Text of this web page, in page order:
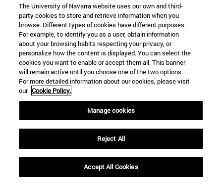
clientes a nivel global según la BBC [3], la guerra
económica pronto puede empezar a suponer un gran
lastre para la economía a nivel global. El día 2 de junio
Pierre Moscovici, comisario europeo de Asuntos
Económicos vaticinó que de seguir el enfrentamiento
tanto China como EEUU podrían llegar a perder entre 5 y
6 décimas del PIB, subrayando de manera especial que
"el proteccionismo es la principal amenaza para el
crecimiento mundial” [4].
Como se infiere por las palabras de Moscovici, la guerra
comercial no preocupa solamente a los países
directamente implicados en ella, sino que es seguida
muy de cerca por otros actores de la política
internacional, especialmente la Unión Europea. La
Unión Europea es el mayor Mercado Único en el mundo,
The University of Navarra website uses our own and third-
party cookies to store and retrieve information when you
browse. Different types of cookies have different purposes.
For example, to identify you as a user, obtain information
about your browsing habits respecting your privacy, or
personalize how the content is displayed. You can select the
cookies you want to enable or accept them all. This banner
will remain active until you choose one of the two options.
For more detailed information about our cookies, please visit
our Cookie Policy.
Manage cookies
Reject All
Accept All Cookies